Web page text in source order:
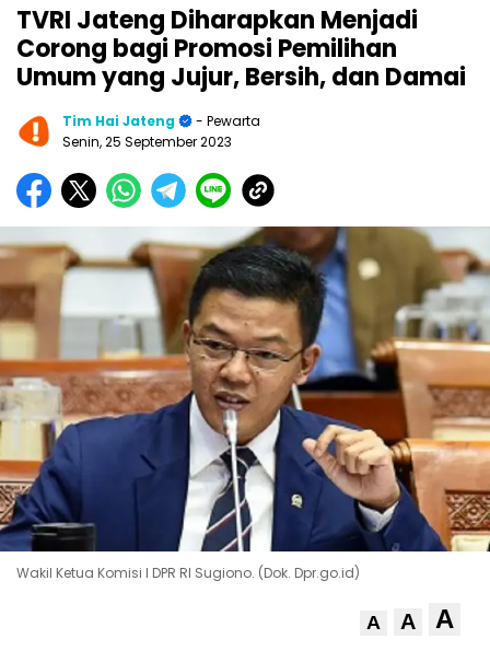
TVRI Jateng Diharapkan Menjadi
Corong bagi Promosi Pemilihan
Umum yang Jujur, Bersih, dan Damai
Tim Hai Jateng
- Pewarta
Senin, 25 September 2023
Wakil Ketua Komisi I DPR RI Sugiono. (Dok. Dpr.go.id)
A A A